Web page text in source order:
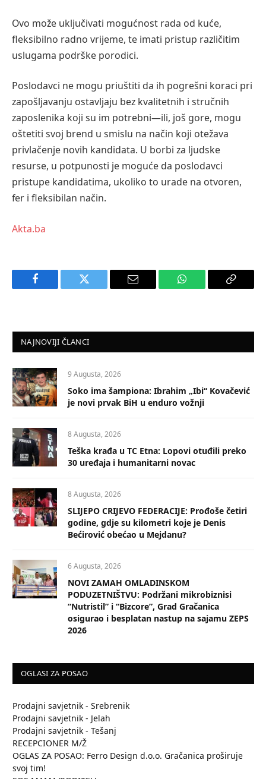
Ovo može uključivati mogućnost rada od kuće,
fleksibilno radno vrijeme, te imati pristup različitim
uslugama podrške porodici.
Poslodavci ne mogu priuštiti da ih pogrešni koraci pri
zapošljavanju ostavljaju bez kvalitetnih i stručnih
zaposlenika koji su im potrebni—ili, još gore, mogu
oštetiti svoj brend u smislu na način koji otežava
privlačenje novih kandidata. U borbi za ljudske
resurse, u potpunosti je moguće da poslodavci
pristupe kandidatima, ukoliko to urade na otvoren,
fer i fleksibilan način.
Akta.ba
Facebook Twitter Email WhatsApp Copy
NAJNOVIJI ČLANCI
9 Augusta, 2026
Soko ima šampiona: Ibrahim „Ibi“ Kovačević
je novi prvak BiH u enduro vožnji
8 Augusta, 2026
Teška krađa u TC Etna: Lopovi otuđili preko
30 uređaja i humanitarni novac
8 Augusta, 2026
SLIJEPO CRIJEVO FEDERACIJE: Prođoše četiri
godine, gdje su kilometri koje je Denis
Bećirović obećao u Mejdanu?
6 Augusta, 2026
NOVI ZAMAH OMLADINSKOM
PODUZETNIŠTVU: Podržani mikrobiznisi
“Nutristil” i “Bizcore”, Grad Gračanica
osigurao i besplatan nastup na sajamu ZEPS
2026
OGLASI ZA POSAO
Prodajni savjetnik - Srebrenik
Prodajni savjetnik - Jelah
Prodajni savjetnik - Tešanj
RECEPCIONER M/Ž
OGLAS ZA POSAO: Ferro Design d.o.o. Gračanica proširuje
svoj tim!